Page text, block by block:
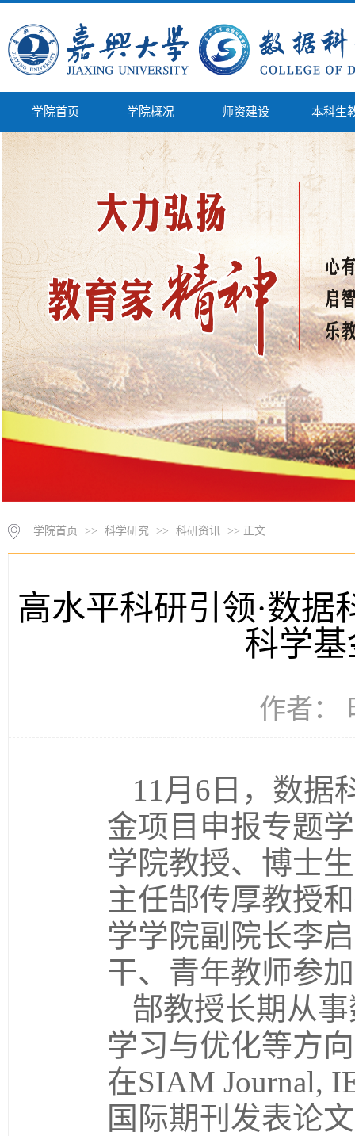
学院首页 学院概况 师资建设 本科生
学院首页 >> 科学研究 >> 科研资讯 >> 正文
高水平科研引领·数据
科学
作者：
11月6日，数据
金项目申报专题
学院教授、博士
主任郜传厚教授
学学院副院长李
干、青年教师参
郜教授长期从
学习与优化等方
在SIAM Journal,
国际期刊发表论